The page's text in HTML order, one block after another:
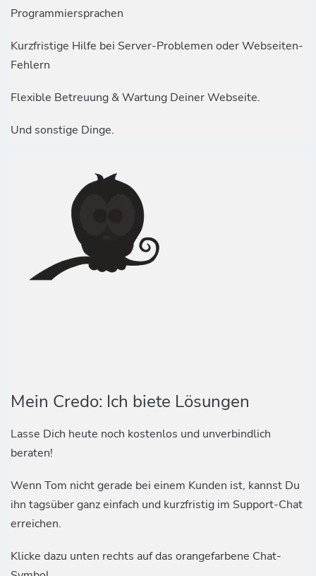
Programmiersprachen
Kurzfristige Hilfe bei Server-Problemen oder Webseiten-
Fehlern
Flexible Betreuung & Wartung Deiner Webseite.
Und sonstige Dinge.
Mein Credo: Ich biete Lösungen
Lasse Dich heute noch kostenlos und unverbindlich
beraten!
Wenn Tom nicht gerade bei einem Kunden ist, kannst Du
ihn tagsüber ganz einfach und kurzfristig im Support-Chat
erreichen.
Klicke dazu unten rechts auf das orangefarbene Chat-